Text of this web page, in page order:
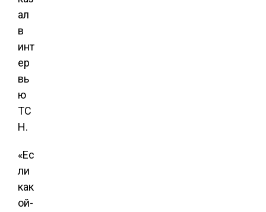
ал
в
инт
ер
вь
ю
ТС
Н.
«Ес
ли
как
ой-